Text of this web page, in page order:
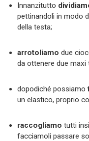
Innanzitutto
pettinandoli in modo
della testa;
arrotoliamo due
da ottenere due maxi
dopodiché possiamo
un elastico, proprio
raccogliamo tutti
facciamoli passare